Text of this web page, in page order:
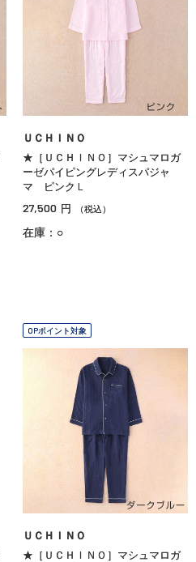
ＵＣＨＩＮＯ
★［ＵＣＨＩＮＯ］マシュマロガ
ーゼパイピングレディスパジャ
マ ピンクＬ
27,500 円 （税込）
在庫：○
OPポイント対象
ＵＣＨＩＮＯ
★［ＵＣＨＩＮＯ］マシュマロガ